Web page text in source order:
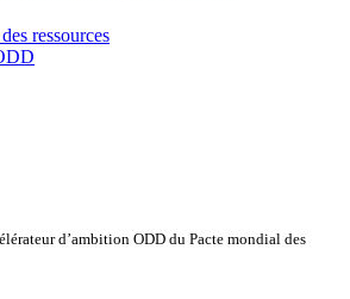
ressources
d’ambition ODD du Pacte mondial des